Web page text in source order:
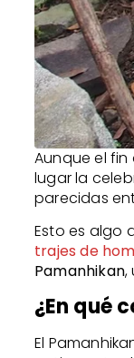
Aunque el
lugar la
parecidas
Esto es algo
trajes de
Pamanhikan,
¿En qué
El